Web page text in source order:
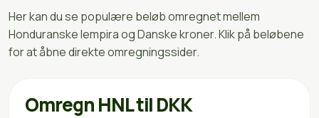
Her kan du se populære beløb omregnet mellem
Honduranske lempira og Danske kroner. Klik på beløbene
for at åbne direkte omregningssider.
Omregn HNL til DKK